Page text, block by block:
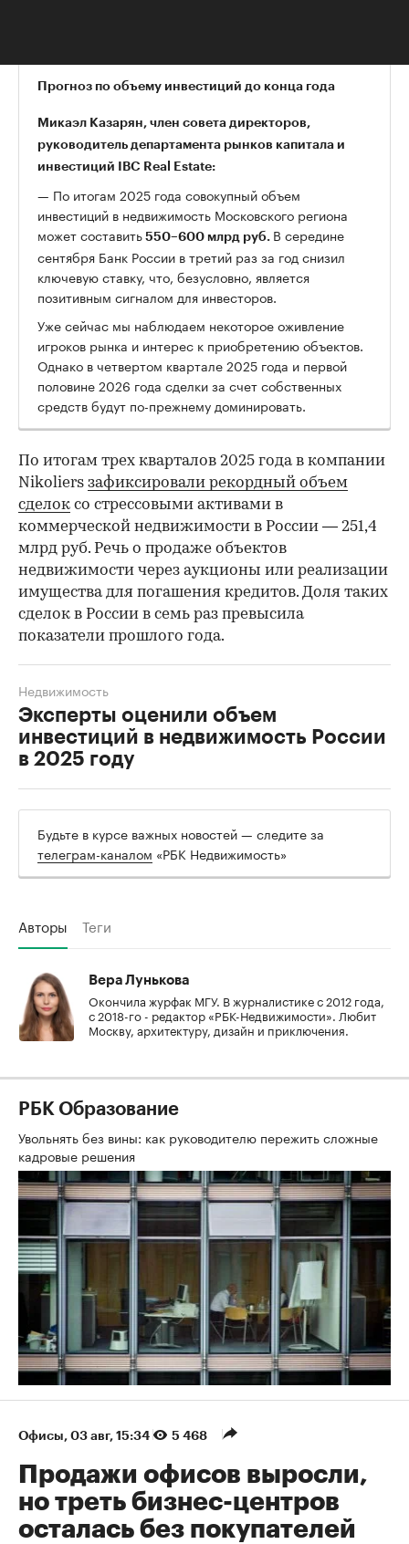
Прогноз по объему инвестиций до конца года
Микаэл Казарян, член совета директоров,
руководитель департамента рынков капитала и
инвестиций IBC Real Estate:
— По итогам 2025 года совокупный объем
инвестиций в недвижимость Московского региона
может составить 550–600 млрд руб. В середине
сентября Банк России в третий раз за год снизил
ключевую ставку, что, безусловно, является
позитивным сигналом для инвесторов.
Уже сейчас мы наблюдаем некоторое оживление
игроков рынка и интерес к приобретению объектов.
Однако в четвертом квартале 2025 года и первой
половине 2026 года сделки за счет собственных
средств будут по-прежнему доминировать.
По итогам трех кварталов 2025 года в компании
Nikoliers зафиксировали рекордный объем
сделок со стрессовыми активами в
коммерческой недвижимости в России — 251,4
млрд руб. Речь о продаже объектов
недвижимости через аукционы или реализации
имущества для погашения кредитов. Доля таких
сделок в России в семь раз превысила
показатели прошлого года.
Эксперты оценили объем
инвестиций в недвижимость России
в 2025 году
Недвижимость
Будьте в курсе важных новостей — следите за
телеграм-каналом «РБК Недвижимость»
Авторы Теги
Вера Лунькова
Окончила журфак МГУ. В журналистике с 2012 года,
с 2018-го - редактор «РБК-Недвижимости». Любит
Москву, архитектуру, дизайн и приключения.
РБК Образование
Увольнять без вины: как руководителю пережить сложные
кадровые решения
Офисы⁠, 03 авг, 15:34 5 468
Продажи офисов выросли,
но треть бизнес-центров
осталась без покупателей